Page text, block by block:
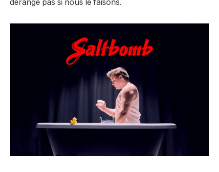
dérange pas si nous le faisons.